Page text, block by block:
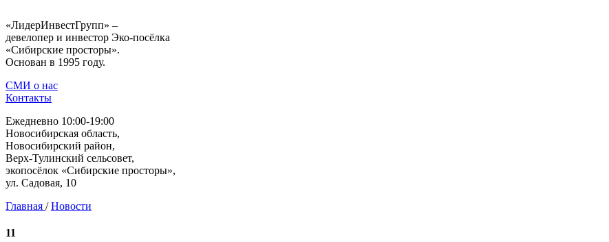
«ЛидерИнвестГрупп» –
девелопер и инвестор Эко-посёлка
«Сибирские просторы».
Основан в 1995 году.
СМИ о нас
Контакты
Ежедневно 10:00-19:00
Новосибирская область,
Новосибирский район,
Верх-Тулинский сельсовет,
экопосёлок «Сибирские просторы»,
ул. Садовая, 10
Главная / Новости
11